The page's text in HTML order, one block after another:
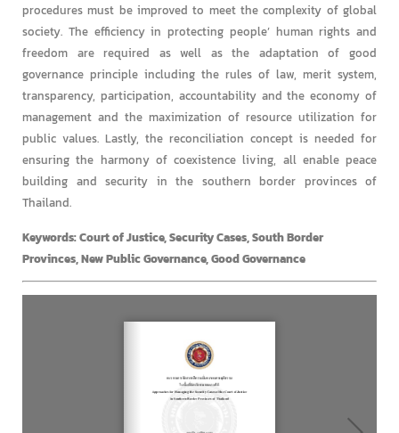
procedures must be improved to meet the complexity of global
society. The efficiency in protecting people’ human rights and
freedom are required as well as the adaptation of good
governance principle including the rules of law, merit system,
transparency, participation, accountability and the economy of
management and the maximization of resource utilization for
public values. Lastly, the reconciliation concept is needed for
ensuring the harmony of coexistence living, all enable peace
building and security in the southern border provinces of
Thailand.
Keywords: Court of Justice, Security Cases, South Border
Provinces, New Public Governance, Good Governance